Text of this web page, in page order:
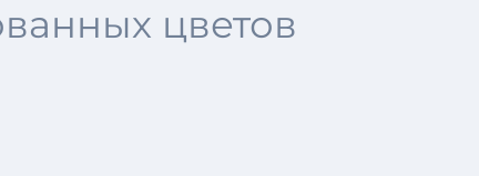
цветов